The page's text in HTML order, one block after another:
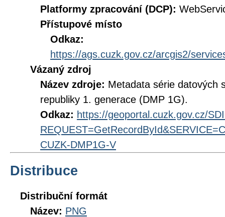
Platformy zpracování (DCP):
Přístupové místo
Odkaz:
https://ags.cuzk.gov.cz/arcgis2/
Vázaný zdroj
Název zdroje: Metadata série datových
republiky 1. generace (DMP 1G).
Odkaz: https://geoportal.cuzk.gov.cz/
CUZK-DMP1G-V
Distribuce
Distribuční formát
Název: PNG